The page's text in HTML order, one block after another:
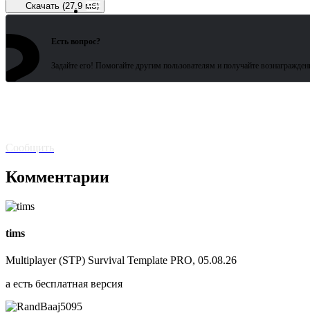
Скачать (27.9 мб)
Есть вопрос?
Задайте его! Помогайте другим пользователям и получайте
Сообщить
Комментарии
tims
Multiplayer (STP) Survival Template PRO, 05.08.26
а есть бесплатная версия